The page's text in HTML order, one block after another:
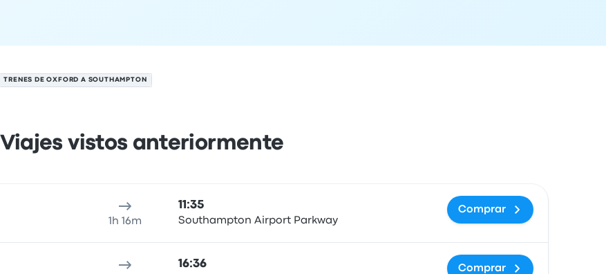
TRENES DE OXFORD A SOUTHAMPTON
Viajes vistos anteriormente
1h 16m
11:35
Southampton Airport Parkway
Comprar
16:36 Comprar